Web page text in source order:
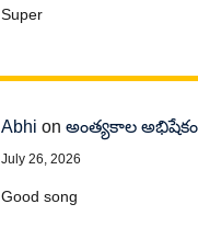
Super
Abhi on అంత్యకాల అభిషేకం
July 26, 2026
Good song